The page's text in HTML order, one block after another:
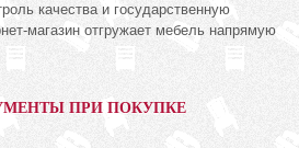
качества и государственную
магазин отгружает мебель напрямую
ПРИ ПОКУПКЕ